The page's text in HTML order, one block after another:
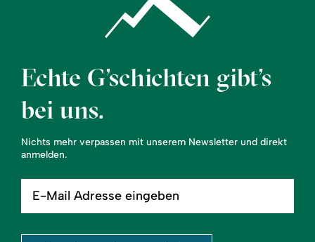
Echte G’schichten gibt’s
bei uns.
Nichts mehr verpassen mit unserem Newsletter und direkt
anmelden.
Mail
eingeben